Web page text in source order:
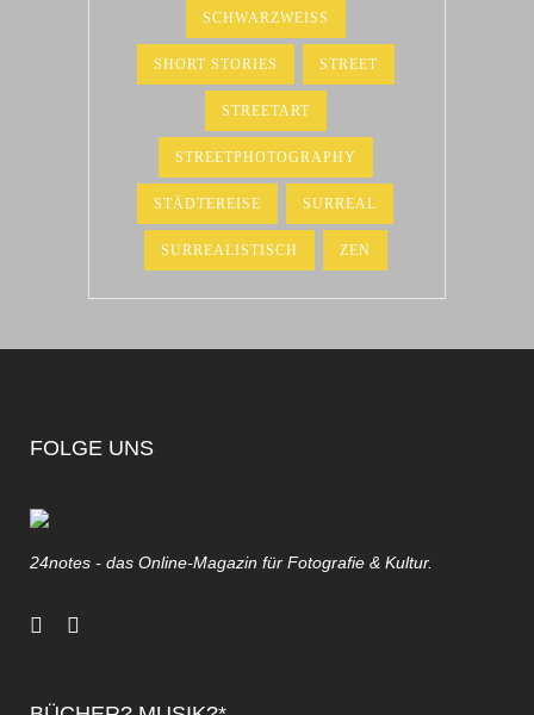
SCHWARZWEISS
SHORT STORIES STREET
STREETART
STREETPHOTOGRAPHY
STÄDTEREISE SURREAL
SURREALISTISCH ZEN
FOLGE UNS
24notes - das Online-Magazin für Fotografie & Kultur.